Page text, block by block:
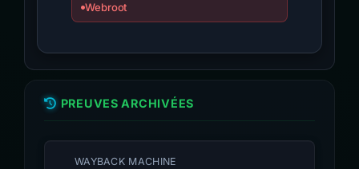
Webroot
PREUVES ARCHIVÉES
WAYBACK MACHINE